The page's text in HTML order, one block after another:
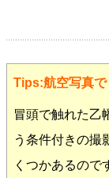
Tips:航空写真で
冒頭で触れた乙
う条件付きの撮
くつかあるので